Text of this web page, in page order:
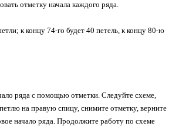
отметку начала каждого ряда.
к концу 74-го будет 40 петель, к концу 80-ю
ряда с помощью отметки. Следуйте схеме,
на правую спицу, снимите отметку, верните
начало ряда. Продолжите работу по схеме